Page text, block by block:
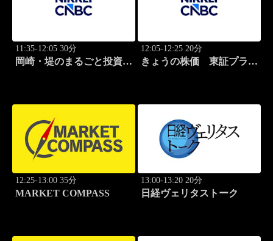
11:35-12:05 30分
岡崎・堤のまるごと投資道
12:05-12:25 20分
きょうの株価 東証プライ
12:25-13:00 35分
MARKET COMPASS
13:00-13:20 20分
日経ヴェリタストーク